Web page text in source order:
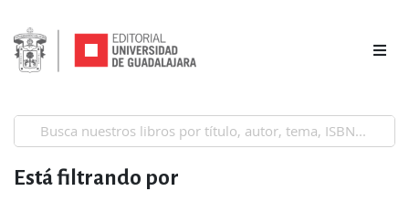
Está filtrando por